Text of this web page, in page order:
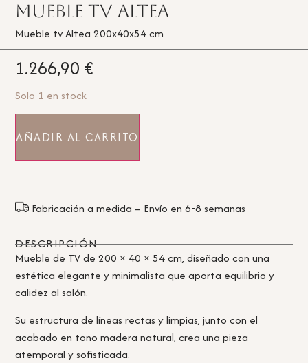
Mueble TV Altea
Mueble tv Altea 200x40x54 cm
1.266,90 €
Solo 1 en stock
AÑADIR AL CARRITO
Fabricación a medida – Envío en 6-8 semanas
DESCRIPCIÓN
Mueble de TV de 200 × 40 × 54 cm, diseñado con una
estética elegante y minimalista que aporta equilibrio y
calidez al salón.
Su estructura de líneas rectas y limpias, junto con el
acabado en tono madera natural, crea una pieza
atemporal y sofisticada.